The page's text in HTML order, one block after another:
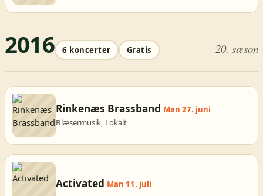
2016 6 koncerter Gratis 20. sæson
Rinkenæs Brassband Man 27. juni
Blæsermusik, Lokalt
Activated Man 11. juli